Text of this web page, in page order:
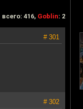
всего: 416, Goblin: 2
# 301
# 302